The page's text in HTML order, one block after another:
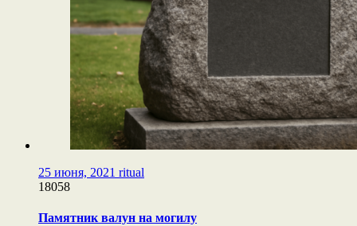
25 июня, 2021 ritual
18058
Памятник валун на могилу